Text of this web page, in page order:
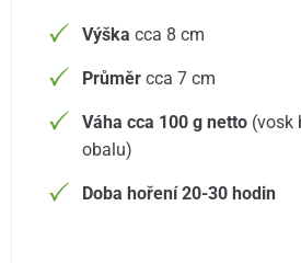
Výška cca 8 cm
Průměr cca 7 cm
Váha cca 100 g netto (vosk
obalu)
Doba hoření 20-30 hodin